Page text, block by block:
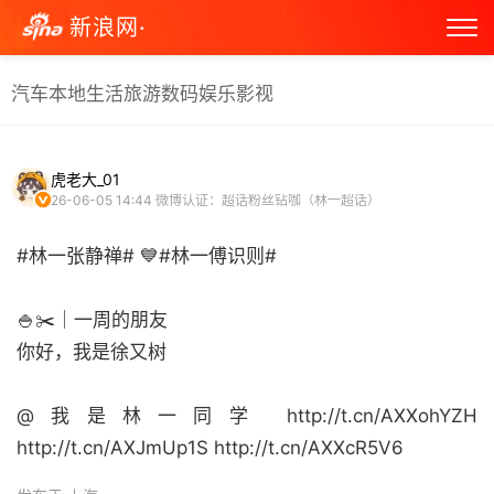
新浪网·
汽车本地生活旅游数码娱乐影视
虎老大_01
26-06-05 14:44 微博认证：超话粉丝钻咖（林一超话）
#林一张静禅# 💙#林一傅识则#
🍚✂️｜一周的朋友
你好，我是徐又树
@我是林一同学 http://t.cn/AXXohYZH
http://t.cn/AXJmUp1S http://t.cn/AXXcR5V6 ​